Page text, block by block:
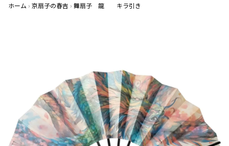
ホーム
京扇子の春吉 舞扇子 龍 キラ引き